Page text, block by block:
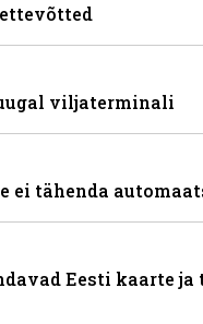
viljaterminali
ei tähenda
Eesti kaarte ja